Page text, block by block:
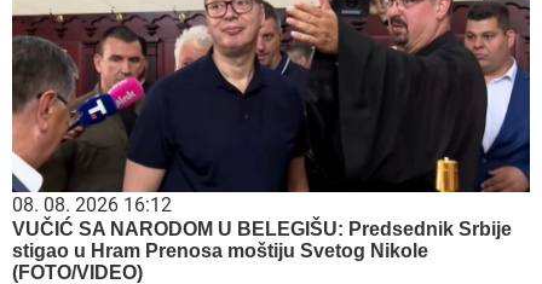
08. 08. 2026 16:12
VUČIĆ SA NARODOM U BELEGIŠU: Predsednik Srbije
stigao u Hram Prenosa moštiju Svetog Nikole
(FOTO/VIDEO)